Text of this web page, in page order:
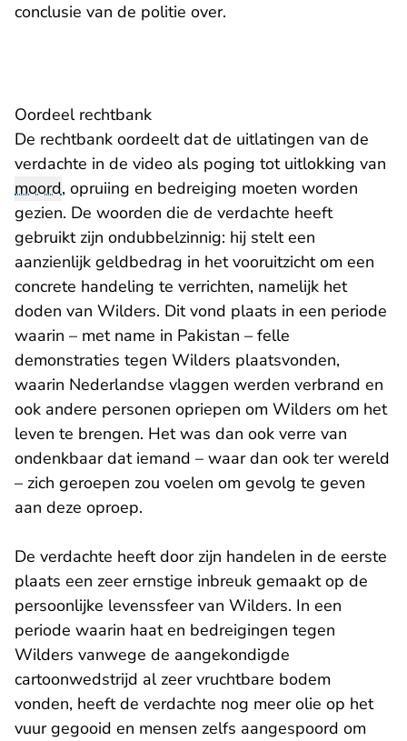
conclusie van de politie over.
Oordeel rechtbank
De rechtbank oordeelt dat de uitlatingen van de
verdachte in de video als poging tot uitlokking van
moord, opruiing en bedreiging moeten worden
gezien. De woorden die de verdachte heeft
gebruikt zijn ondubbelzinnig: hij stelt een
aanzienlijk geldbedrag in het vooruitzicht om een
concrete handeling te verrichten, namelijk het
doden van Wilders. Dit vond plaats in een periode
waarin – met name in Pakistan – felle
demonstraties tegen Wilders plaatsvonden,
waarin Nederlandse vlaggen werden verbrand en
ook andere personen opriepen om Wilders om het
leven te brengen. Het was dan ook verre van
ondenkbaar dat iemand – waar dan ook ter wereld
– zich geroepen zou voelen om gevolg te geven
aan deze oproep.
De verdachte heeft door zijn handelen in de eerste
plaats een zeer ernstige inbreuk gemaakt op de
persoonlijke levenssfeer van Wilders. In een
periode waarin haat en bedreigingen tegen
Wilders vanwege de aangekondigde
cartoonwedstrijd al zeer vruchtbare bodem
vonden, heeft de verdachte nog meer olie op het
vuur gegooid en mensen zelfs aangespoord om